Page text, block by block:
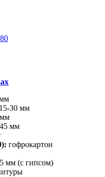
30 мм
мм
гофрокартон
мм (с гипсом)